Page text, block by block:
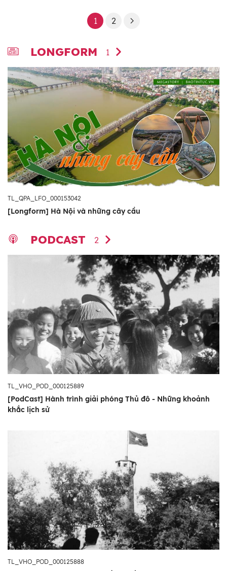
1 2
LONGFORM 1
TL_QPA_LFO_000153042
[Longform] Hà Nội và những cây cầu
PODCAST 2
TL_VHO_POD_000125889
[PodCast] Hành trình giải phóng Thủ đô - Những khoảnh
khắc lịch sử
TL_VHO_POD_000125888